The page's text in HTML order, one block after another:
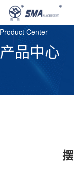
Product Center
产品中心